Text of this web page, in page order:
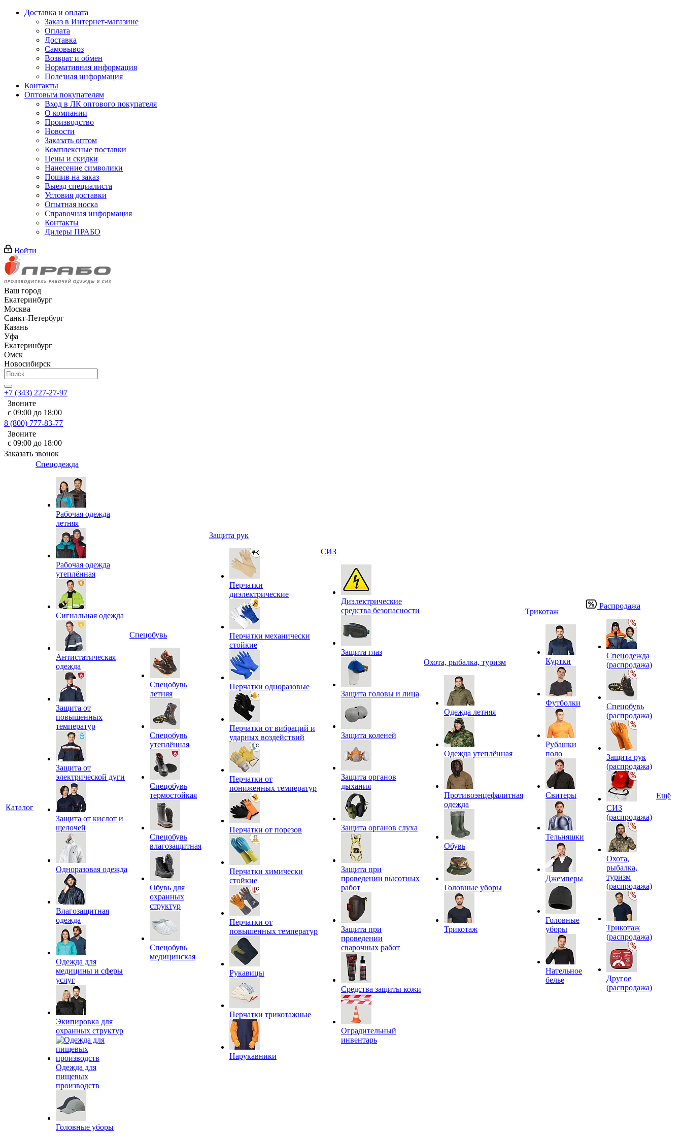
Доставка и оплата
Заказ в Интернет-магазине
Оплата
Доставка
Самовывоз
Возврат и обмен
Нормативная информация
Полезная информация
Контакты
Оптовым покупателям
Вход в ЛК оптового покупателя
О компании
Производство
Новости
Заказать оптом
Комплексные поставки
Цены и скидки
Нанесение символики
Пошив на заказ
Выезд специалиста
Условия доставки
Опытная носка
Справочная информация
Контакты
Дилеры ПРАБО
Войти
Ваш город
Екатеринбург
Москва
Санкт-Петербург
Казань
Уфа
Екатеринбург
Омск
Новосибирск
+7 (343) 227-27-97
Звоните
с 09:00 до 18:00
8 (800) 777-83-77
Звоните
с 09:00 до 18:00
Заказать звонок
Каталог
Спецодежда
Рабочая одежда
летняя
Рабочая одежда
утеплённая
Сигнальная одежда
Антистатическая
одежда
Защита от
повышенных
температур
Защита от
электрической дуги
Защита от кислот и
щелочей
Одноразовая одежда
Влагозащитная
одежда
Одежда для
медицины и сферы
услуг
Экипировка для
охранных структур
Одежда для
пищевых
производств
Головные уборы
Спецобувь
Спецобувь
летняя
Спецобувь
утеплённая
Спецобувь
термостойкая
Спецобувь
влагозащитная
Обувь для
охранных
структур
Спецобувь
медицинская
Защита рук
Перчатки
диэлектрические
Перчатки механически
стойкие
Перчатки одноразовые
Перчатки от вибраций и
ударных воздействий
Перчатки от
пониженных температур
Перчатки от порезов
Перчатки химически
стойкие
Перчатки от
повышенных температур
Рукавицы
Перчатки трикотажные
Нарукавники
СИЗ
Диэлектрические
средства безопасности
Защита глаз
Защита головы и лица
Защита коленей
Защита органов
дыхания
Защита органов слуха
Защита при
проведении высотных
работ
Защита при
проведении
сварочных работ
Средства защиты кожи
Оградительный
инвентарь
Охота, рыбалка, туризм
Одежда летняя
Одежда утеплённая
Противоэнцефалитная
одежда
Обувь
Головные уборы
Трикотаж
Трикотаж
Куртки
Футболки
Рубашки
поло
Свитеры
Тельняшки
Джемперы
Головные
уборы
Нательное
белье
Распродажа
Спецодежда
(распродажа)
Спецобувь
(распродажа)
Защита рук
(распродажа)
СИЗ
(распродажа)
Охота,
рыбалка,
туризм
(распродажа)
Трикотаж
(распродажа)
Другое
(распродажа)
Ещё